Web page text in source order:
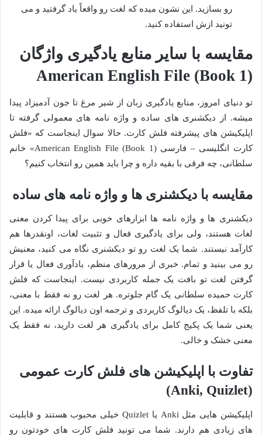
رو بسازید. این نشون میده که لغت رو واقعاً یاد گرفتید و می
تونید ازش استفاده کنید.
مقایسه با سایر منابع یادگیری واژگان
American English File (Book 1)
تو دنیای امروز، منابع یادگیری زبان از شیر مرغ تا جون آدمیزاد پیدا
میشه. از دیکشنری های ساده و واژه نامه های معمولی گرفته تا
اپلیکیشن های پیشرفته فلش کارت. حالا سوال اینجاست که «فلش
کارت انگلیسی – فارسی American English File (Book 1)» خانم
سلطانی، چه فرقی با بقیه داره و چرا باید همین رو انتخاب کنیم؟
مقایسه با دیکشنری ها و واژه نامه های ساده
دیکشنری ها و واژه نامه ها ابزارهای خوبی برای پیدا کردن معنی
لغات هستند، ولی برای یادگیری فعال و تثبیت لغات، اونقدرها هم
کارآمد نیستند. شما یک لغت رو تو دیکشنری نگاه می کنید، معنیش
رو می بینید و تمام. خبری از مرورهای منظم، یادآوری فعال یا قرار
گرفتن لغت تو بافت یک جمله کاربردی نیست. اینجاست که فلش
کارت حمیده سلطانی یک گام جلوتره. هر لغت رو نه فقط با معنی،
بلکه با تلفظ، یک دیالوگ کاربردی و ترجمه اون دیالوگ ارائه میده. این
یعنی شما یک پکیج کامل برای یادگیری هر لغت دارید، نه فقط یک
معنی خشک و خالی.
تفاوت با اپلیکیشن های فلش کارت عمومی
(Anki, Quizlet)
اپلیکیشن هایی مثل Anki یا Quizlet خیلی محبوب هستند و قابلیت
های زیادی هم دارند. شما می تونید فلش کارت های خودتون رو